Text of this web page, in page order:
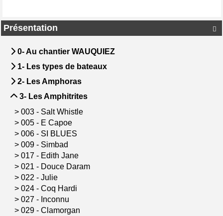

Présentation
0- Au chantier WAUQUIEZ
1- Les types de bateaux
2- Les Amphoras
3- Les Amphitrites
> 003 - Salt Whistle
> 005 - E Capoe
> 006 - SI BLUES
> 009 - Simbad
> 017 - Edith Jane
> 021 - Douce Daram
> 022 - Julie
> 024 - Coq Hardi
> 027 - Inconnu
> 029 - Clamorgan